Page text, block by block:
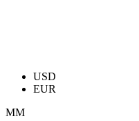
USD
EUR
ММ